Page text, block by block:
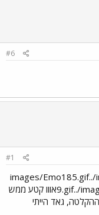
#6
#1
../images/
9.gif../images/Emo113.gif../images/Emo68.gifאווו קטע ממש
ההקלטה, גאד הייתי